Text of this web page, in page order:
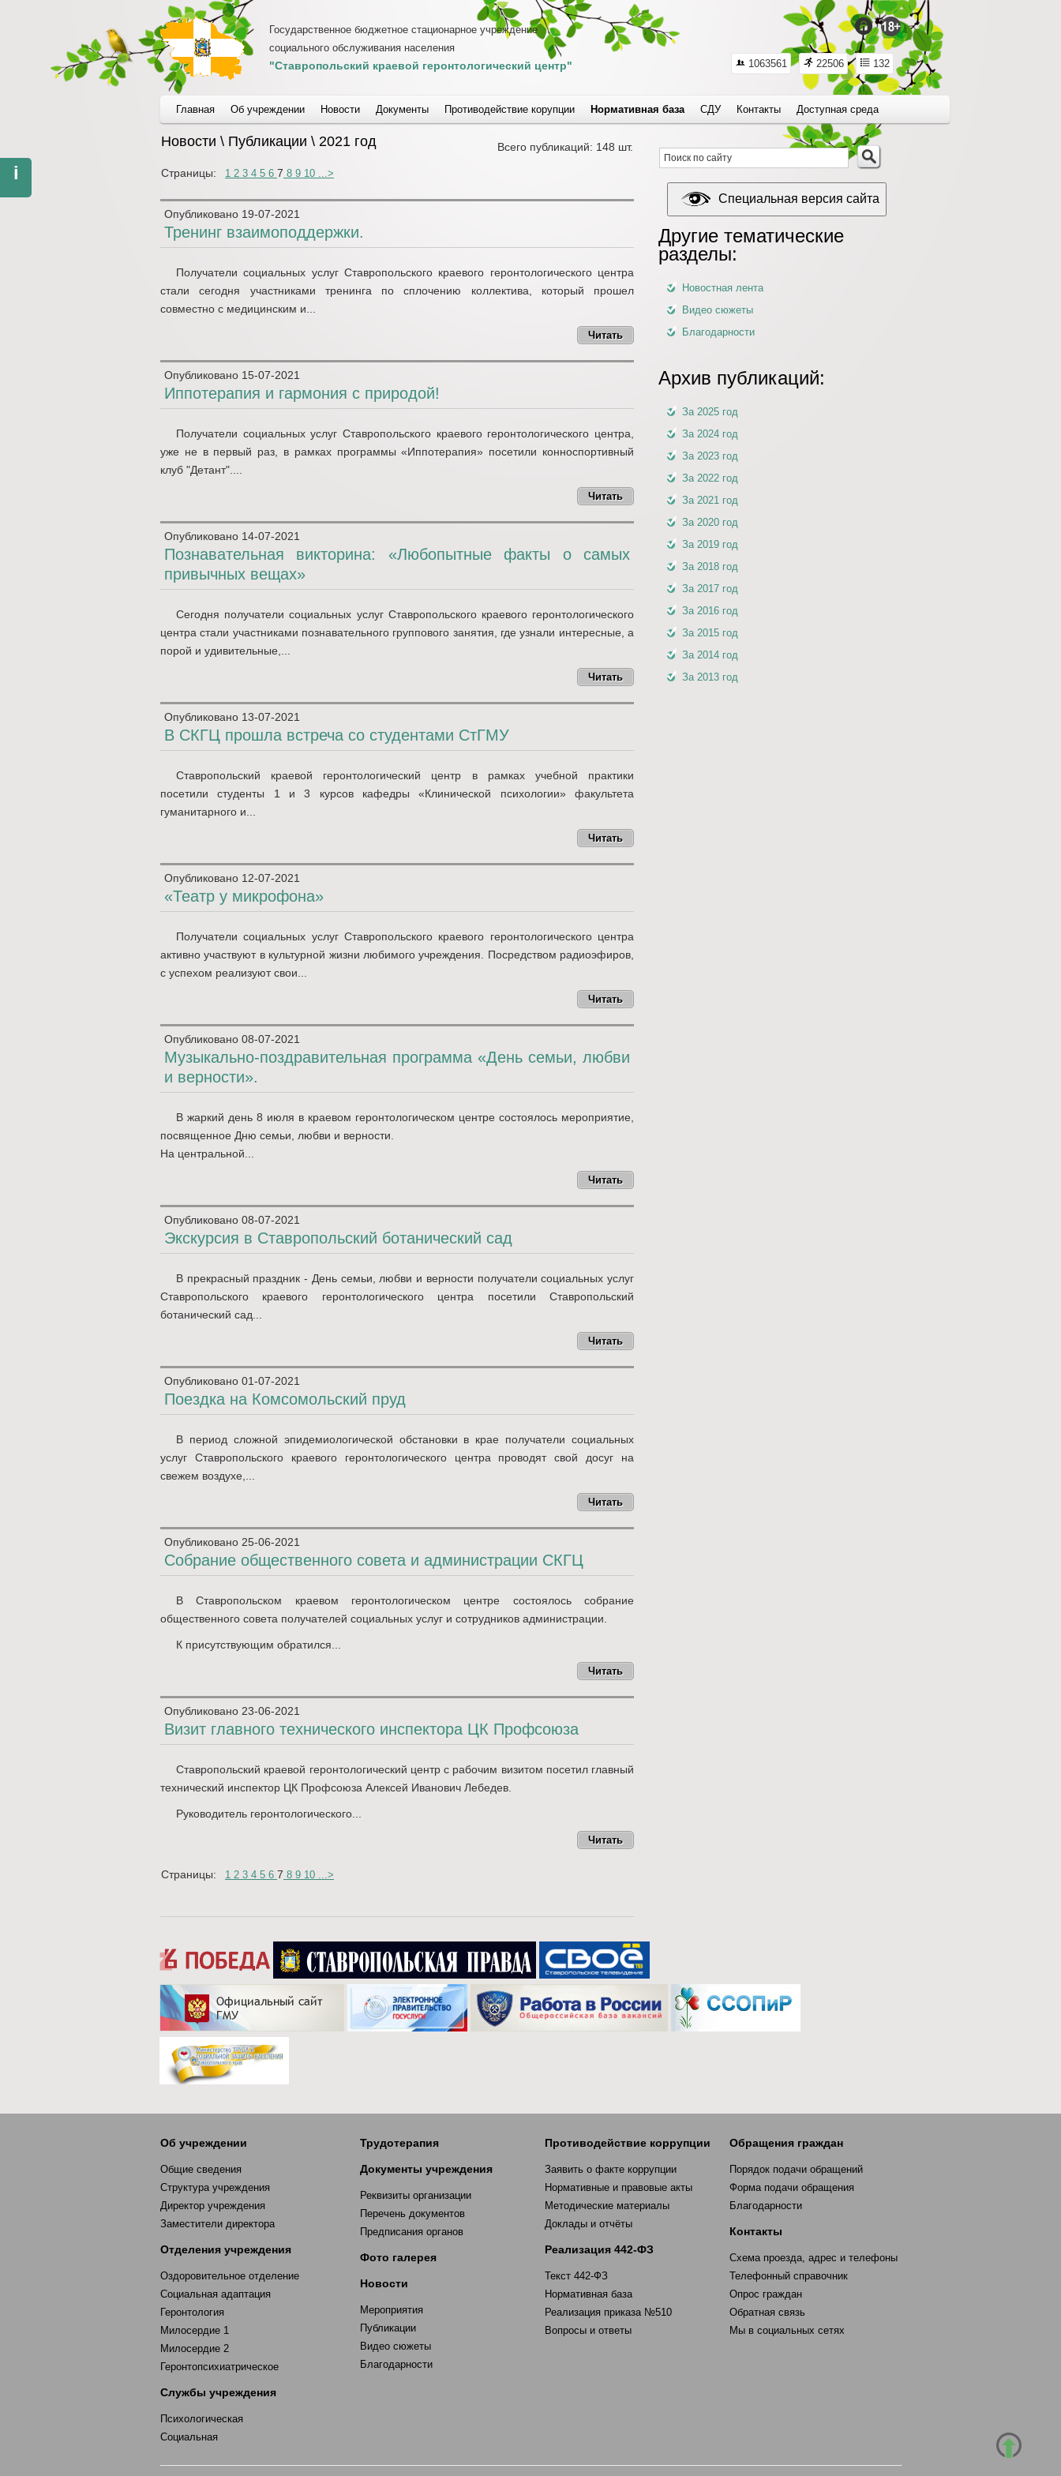
Государственное бюджетное стационарное учреждение
социального обслуживания населения
"Ставропольский краевой геронтологический центр" 1063561 22506 132
i
Главная Об учреждении Новости Документы Противодействие корупции Нормативная база СДУ Контакты Доступная среда
Новости \ Публикации \ 2021 год Всего публикаций: 148 шт.
Страницы: 1 2 3 4 5 6 7 8 9 10 ...>
Опубликовано 19-07-2021
Тренинг взаимоподдержки.
Получатели социальных услуг Ставропольского краевого геронтологического центра
стали сегодня участниками тренинга по сплочению коллектива, который прошел
совместно с медицинским и...
Читать
Опубликовано 15-07-2021
Иппотерапия и гармония с природой!
Получатели социальных услуг Ставропольского краевого геронтологического центра,
уже не в первый раз, в рамках программы «Иппотерапия» посетили конноспортивный
клуб "Детант"....
Читать
Опубликовано 14-07-2021
Познавательная викторина: «Любопытные факты о самых
привычных вещах»
Сегодня получатели социальных услуг Ставропольского краевого геронтологического
центра стали участниками познавательного группового занятия, где узнали интересные, а
порой и удивительные,...
Читать
Опубликовано 13-07-2021
В СКГЦ прошла встреча со студентами СтГМУ
Ставропольский краевой геронтологический центр в рамках учебной практики
посетили студенты 1 и 3 курсов кафедры «Клинической психологии» факультета
гуманитарного и...
Читать
Опубликовано 12-07-2021
«Театр у микрофона»
Получатели социальных услуг Ставропольского краевого геронтологического центра
активно участвуют в культурной жизни любимого учреждения. Посредством радиоэфиров,
с успехом реализуют свои...
Читать
Опубликовано 08-07-2021
Музыкально-поздравительная программа «День семьи, любви
и верности».
В жаркий день 8 июля в краевом геронтологическом центре состоялось мероприятие,
посвященное Дню семьи, любви и верности.
На центральной...
Читать
Опубликовано 08-07-2021
Экскурсия в Ставропольский ботанический сад
В прекрасный праздник - День семьи, любви и верности получатели социальных услуг
Ставропольского краевого геронтологического центра посетили Ставропольский
ботанический сад...
Читать
Опубликовано 01-07-2021
Поездка на Комсомольский пруд
В период сложной эпидемиологической обстановки в крае получатели социальных
услуг Ставропольского краевого геронтологического центра проводят свой досуг на
свежем воздухе,...
Читать
Опубликовано 25-06-2021
Собрание общественного совета и администрации СКГЦ
В Ставропольском краевом геронтологическом центре состоялось собрание
общественного совета получателей социальных услуг и сотрудников администрации.
К присутствующим обратился...
Читать
Опубликовано 23-06-2021
Визит главного технического инспектора ЦК Профсоюза
Ставропольский краевой геронтологический центр с рабочим визитом посетил главный
технический инспектор ЦК Профсоюза Алексей Иванович Лебедев.
Руководитель геронтологического...
Читать
Страницы: 1 2 3 4 5 6 7 8 9 10 ...>
Специальная версия сайта
Другие тематические
разделы:
Новостная лента
Видео сюжеты
Благодарности
Архив публикаций:
За 2025 год
За 2024 год
За 2023 год
За 2022 год
За 2021 год
За 2020 год
За 2019 год
За 2018 год
За 2017 год
За 2016 год
За 2015 год
За 2014 год
За 2013 год
Об учреждении
Общие сведения
Структура учреждения
Директор учреждения
Заместители директора
Отделения учреждения
Оздоровительное отделение
Социальная адаптация
Геронтология
Милосердие 1
Милосердие 2
Геронтопсихиатрическое
Службы учреждения
Психологическая
Социальная
Трудотерапия
Документы учреждения
Реквизиты организации
Перечень документов
Предписания органов
Фото галерея
Новости
Мероприятия
Публикации
Видео сюжеты
Благодарности
Противодействие коррупции
Заявить о факте коррупции
Нормативные и правовые акты
Методические материалы
Доклады и отчёты
Реализация 442-ФЗ
Текст 442-ФЗ
Нормативная база
Реализация приказа №510
Вопросы и ответы
Обращения граждан
Порядок подачи обращений
Форма подачи обращения
Благодарности
Контакты
Схема проезда, адрес и телефоны
Телефонный справочник
Опрос граждан
Обратная связь
Мы в социальных сетях